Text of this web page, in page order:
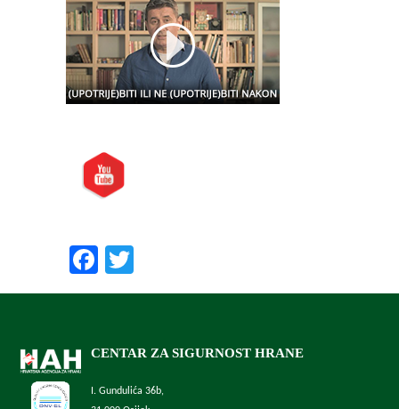
Facebook
CENTAR ZA SIGURNOST HRANE
I. Gundulića 36b,